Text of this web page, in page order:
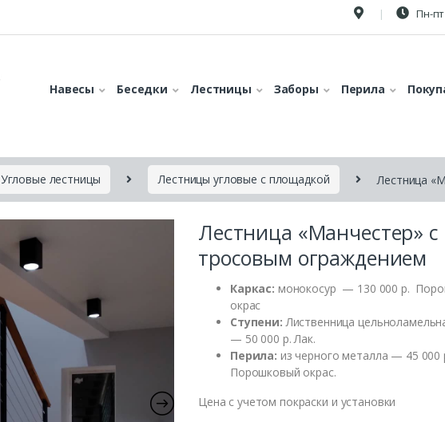
Пн-пт
Навесы Беседки Лестницы Заборы Перила
Угловые лестницы Лестницы угловые с площадкой Лестница
Лестница «Манчестер» с
тросовым ограждением
Каркас: монокосур — 130 000 р.
окрас
Ступени: Лиственница
— 50 000 р. Лак.
Перила: из черного металла — 45 000
Порошковый окрас.
Цена с учетом покраски и установки